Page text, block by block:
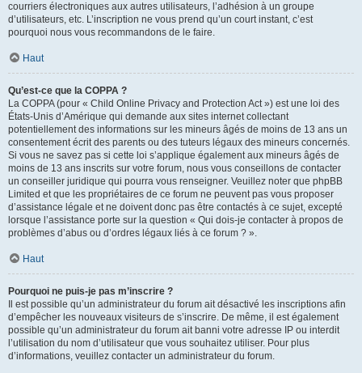
courriers électroniques aux autres utilisateurs, l’adhésion à un groupe
d’utilisateurs, etc. L’inscription ne vous prend qu’un court instant, c’est
pourquoi nous vous recommandons de le faire.
Haut
Qu’est-ce que la COPPA ?
La COPPA (pour « Child Online Privacy and Protection Act ») est une loi des
États-Unis d’Amérique qui demande aux sites internet collectant
potentiellement des informations sur les mineurs âgés de moins de 13 ans un
consentement écrit des parents ou des tuteurs légaux des mineurs concernés.
Si vous ne savez pas si cette loi s’applique également aux mineurs âgés de
moins de 13 ans inscrits sur votre forum, nous vous conseillons de contacter
un conseiller juridique qui pourra vous renseigner. Veuillez noter que phpBB
Limited et que les propriétaires de ce forum ne peuvent pas vous proposer
d’assistance légale et ne doivent donc pas être contactés à ce sujet, excepté
lorsque l’assistance porte sur la question « Qui dois-je contacter à propos de
problèmes d’abus ou d’ordres légaux liés à ce forum ? ».
Haut
Pourquoi ne puis-je pas m’inscrire ?
Il est possible qu’un administrateur du forum ait désactivé les inscriptions afin
d’empêcher les nouveaux visiteurs de s’inscrire. De même, il est également
possible qu’un administrateur du forum ait banni votre adresse IP ou interdit
l’utilisation du nom d’utilisateur que vous souhaitez utiliser. Pour plus
d’informations, veuillez contacter un administrateur du forum.